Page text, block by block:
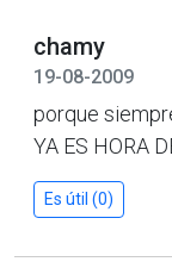
chamy
19-08-2009
porque
YA ES HORA
Es útil (0)